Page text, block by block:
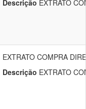
Descrição EXTRATO
EXTRATO COMPRA
Descrição EXTRATO